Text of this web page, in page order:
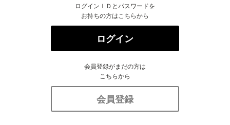
ログインＩＤとパスワードを
お持ちの方はこちらから
ログイン
会員登録がまだの方は
こちらから
会員登録